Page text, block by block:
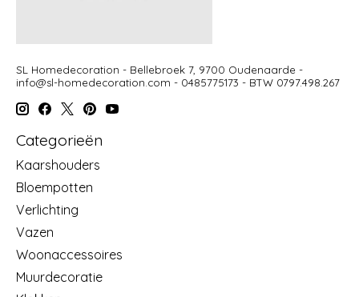
SL Homedecoration - Bellebroek 7, 9700 Oudenaarde -
info@sl-homedecoration.com - 0485775173 - BTW 0797.498.267
Categorieën
Kaarshouders
Bloempotten
Verlichting
Vazen
Woonaccessoires
Muurdecoratie